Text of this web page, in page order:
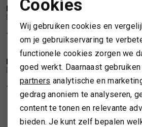
TASSEN
TOPS EN SHIRTS
TRUIEN
VESTEN
/2
DEPECHE
Depeche Shopper croco black
145,00 129,99
/2
DEPECHE
Depeche Rotterdam clutch
155,00
1 /2
Noodzakelijke cookies
Analytische cookies
Marketing cookies
Cookies
Wij gebruiken cookies en
om je gebruikservaring te
functionele cookies zorgen we
goed werkt. Daarnaast
partners analytische en
gedrag anoniem te analyseren,
content te tonen en relevante
bieden. Je kunt zelf bepalen